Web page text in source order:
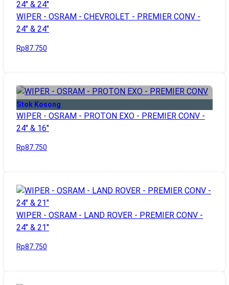
WIPER - OSRAM - CHEVROLET - PREMIER CONV -
24" & 24"
Rp87.750
Stok Kosong
WIPER - OSRAM - PROTON EXO - PREMIER CONV -
24" & 16"
Rp87.750
WIPER - OSRAM - LAND ROVER - PREMIER CONV -
24" & 21"
Rp87.750